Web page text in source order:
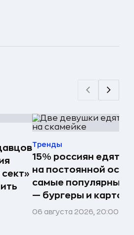
Тренды
15% россиян едят
на постоянной
самые популярные
— бургеры и
06 августа 2026, 20:00